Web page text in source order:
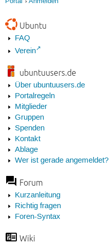
Ubuntu
FAQ
Verein
ubuntuusers.de
Über ubuntuusers.de
Portalregeln
Mitglieder
Gruppen
Spenden
Kontakt
Ablage
Wer ist gerade angemeldet?
Forum
Kurzanleitung
Richtig fragen
Foren-Syntax
Wiki